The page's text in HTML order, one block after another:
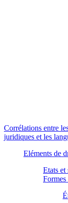
Corrélations entre
juridiques et les
Eléments de
Etats et
Formes